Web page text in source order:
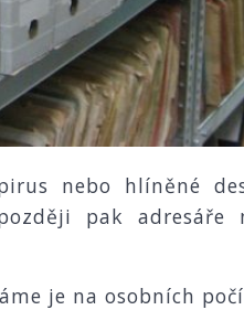
nebo hlíněné
pak adresáře
je na osobních